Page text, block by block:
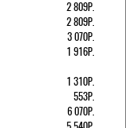
2 809Р.
2 809Р.
3 070Р.
1 916Р.
1 310Р.
553Р.
6 070Р.